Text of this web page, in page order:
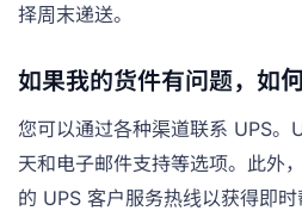
择周末递送。
如果我的货件有问题，如
您可以通过各种渠道联系 UPS。
天和电子邮件支持等选项。此外
的 UPS 客户服务热线以获得即时